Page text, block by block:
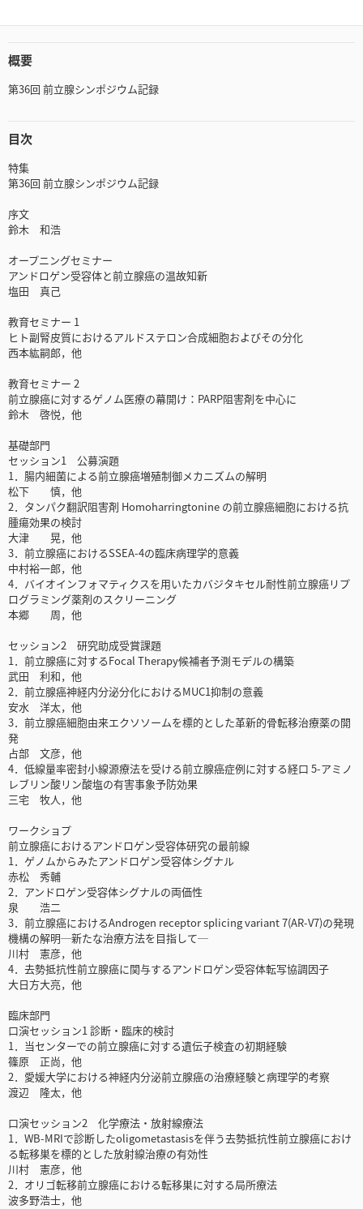
概要
第36回 前立腺シンポジウム記録
目次
特集
第36回 前立腺シンポジウム記録
序文
鈴木 和浩
オープニングセミナー
アンドロゲン受容体と前立腺癌の温故知新
塩田 真己
教育セミナー 1
ヒト副腎皮質におけるアルドステロン合成細胞およびその分化
西本紘嗣郎，他
教育セミナー 2
前立腺癌に対するゲノム医療の幕開け：PARP阻害剤を中心に
鈴木 啓悦，他
基礎部門
セッション1 公募演題
1．腸内細菌による前立腺癌増殖制御メカニズムの解明
松下 慎，他
2．タンパク翻訳阻害剤 Homoharringtonine の前立腺癌細胞における抗
腫瘍効果の検討
大津 晃，他
3．前立腺癌におけるSSEA-4の臨床病理学的意義
中村裕一郎，他
4．バイオインフォマティクスを用いたカバジタキセル耐性前立腺癌リプ
ログラミング薬剤のスクリーニング
本郷 周，他
セッション2 研究助成受賞課題
1．前立腺癌に対するFocal Therapy候補者予測モデルの構築
武田 利和，他
2．前立腺癌神経内分泌分化におけるMUC1抑制の意義
安水 洋太，他
3．前立腺癌細胞由来エクソソームを標的とした革新的骨転移治療薬の開
発
占部 文彦，他
4．低線量率密封小線源療法を受ける前立腺癌症例に対する経口 5-アミノ
レブリン酸リン酸塩の有害事象予防効果
三宅 牧人，他
ワークショプ
前立腺癌におけるアンドロゲン受容体研究の最前線
1．ゲノムからみたアンドロゲン受容体シグナル
赤松 秀輔
2．アンドロゲン受容体シグナルの両価性
泉 浩二
3．前立腺癌におけるAndrogen receptor splicing variant 7(AR-V7)の発現
機構の解明─新たな治療方法を目指して─
川村 憲彦，他
4．去勢抵抗性前立腺癌に関与するアンドロゲン受容体転写協調因子
大日方大亮，他
臨床部門
口演セッション1 診断・臨床的検討
1．当センターでの前立腺癌に対する遺伝子検査の初期経験
篠原 正尚，他
2．愛媛大学における神経内分泌前立腺癌の治療経験と病理学的考察
渡辺 隆太，他
口演セッション2 化学療法・放射線療法
1．WB-MRIで診断したoligometastasisを伴う去勢抵抗性前立腺癌におけ
る転移巣を標的とした放射線治療の有効性
川村 憲彦，他
2．オリゴ転移前立腺癌における転移巣に対する局所療法
波多野浩士，他